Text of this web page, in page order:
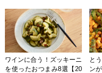
ワインに合う！ズッキーニ
を使ったおつまみ8選【20
と
ン